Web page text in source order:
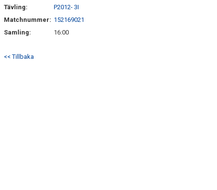
Tävling:
P2012- 3I
Matchnummer: 152169021
Samling:
16:00
<< Tillbaka